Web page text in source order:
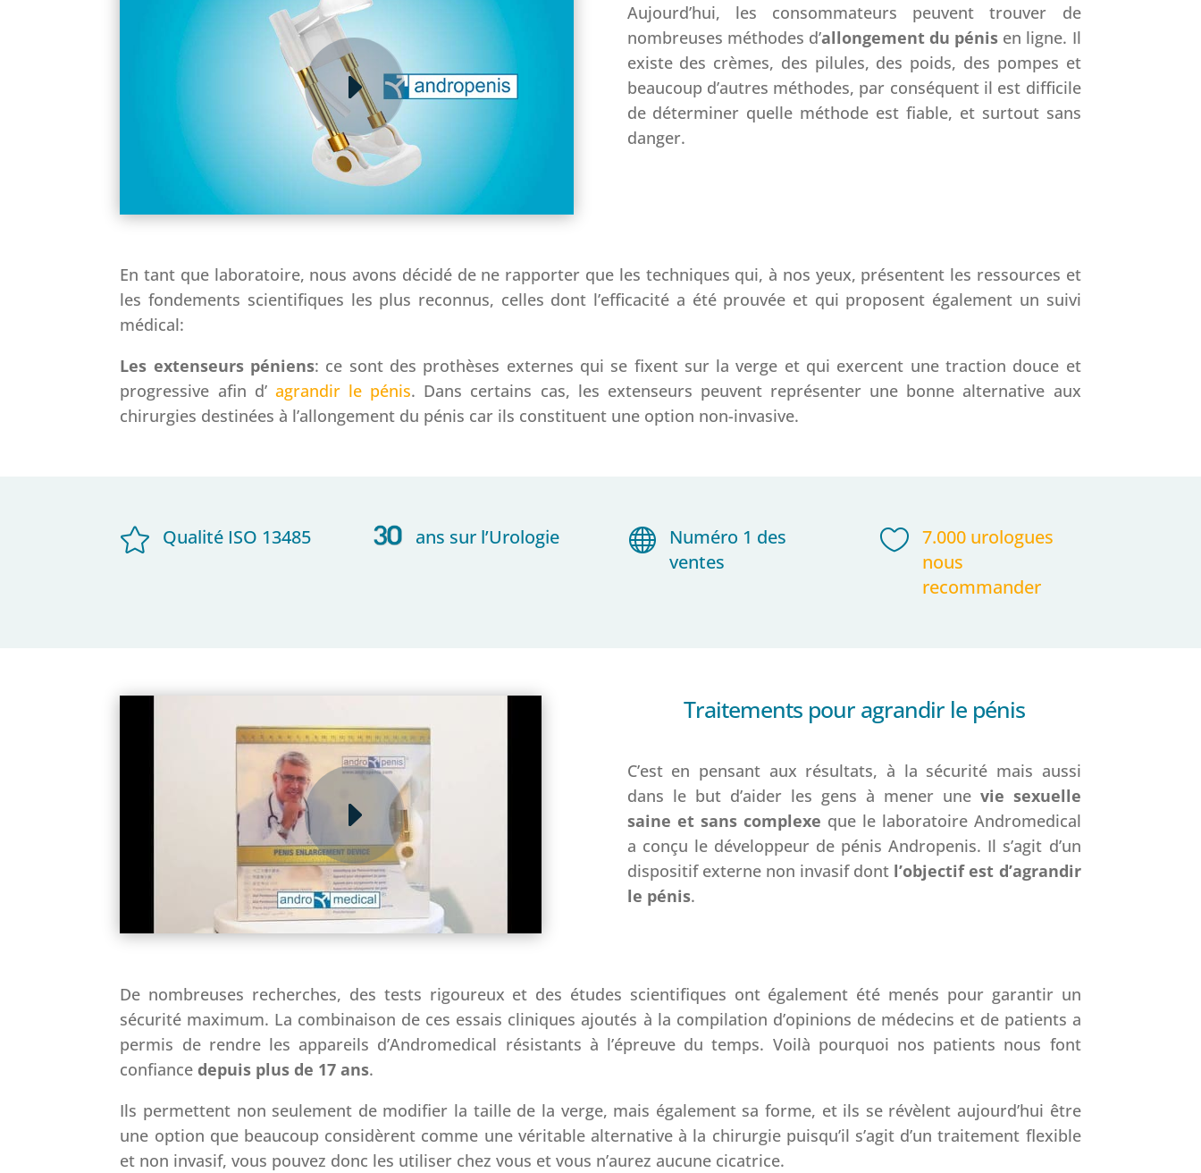
Aujourd’hui, les consommateurs peuvent trouver de
nombreuses méthodes d’allongement du pénis en ligne. Il
existe des crèmes, des pilules, des poids, des pompes et
beaucoup d’autres méthodes, par conséquent il est difficile
de déterminer quelle méthode est fiable, et surtout sans
danger.
En tant que laboratoire, nous avons décidé de ne rapporter que les techniques qui, à nos yeux, présentent les ressources et
les fondements scientifiques les plus reconnus, celles dont l’efficacité a été prouvée et qui proposent également un suivi
médical:
Les extenseurs péniens: ce sont des prothèses externes qui se fixent sur la verge et qui exercent une traction douce et
progressive afin d’ agrandir le pénis. Dans certains cas, les extenseurs peuvent représenter une bonne alternative aux
chirurgies destinées à l’allongement du pénis car ils constituent une option non-invasive.
 Qualité ISO 13485 ans sur l’Urologie 
Numéro 1 des
ventes
 7.000 urologues
nous
recommander
Traitements pour agrandir le pénis
C’est en pensant aux résultats, à la sécurité mais aussi
dans le but d’aider les gens à mener une vie sexuelle
saine et sans complexe que le laboratoire Andromedical
a conçu le développeur de pénis Andropenis. Il s’agit d’un
dispositif externe non invasif dont l’objectif est d’agrandir
le pénis.
De nombreuses recherches, des tests rigoureux et des études scientifiques ont également été menés pour garantir un
sécurité maximum. La combinaison de ces essais cliniques ajoutés à la compilation d’opinions de médecins et de patients a
permis de rendre les appareils d’Andromedical résistants à l’épreuve du temps. Voilà pourquoi nos patients nous font
confiance depuis plus de 17 ans.
Ils permettent non seulement de modifier la taille de la verge, mais également sa forme, et ils se révèlent aujourd’hui être
une option que beaucoup considèrent comme une véritable alternative à la chirurgie puisqu’il s’agit d’un traitement flexible
et non invasif, vous pouvez donc les utiliser chez vous et vous n’aurez aucune cicatrice.